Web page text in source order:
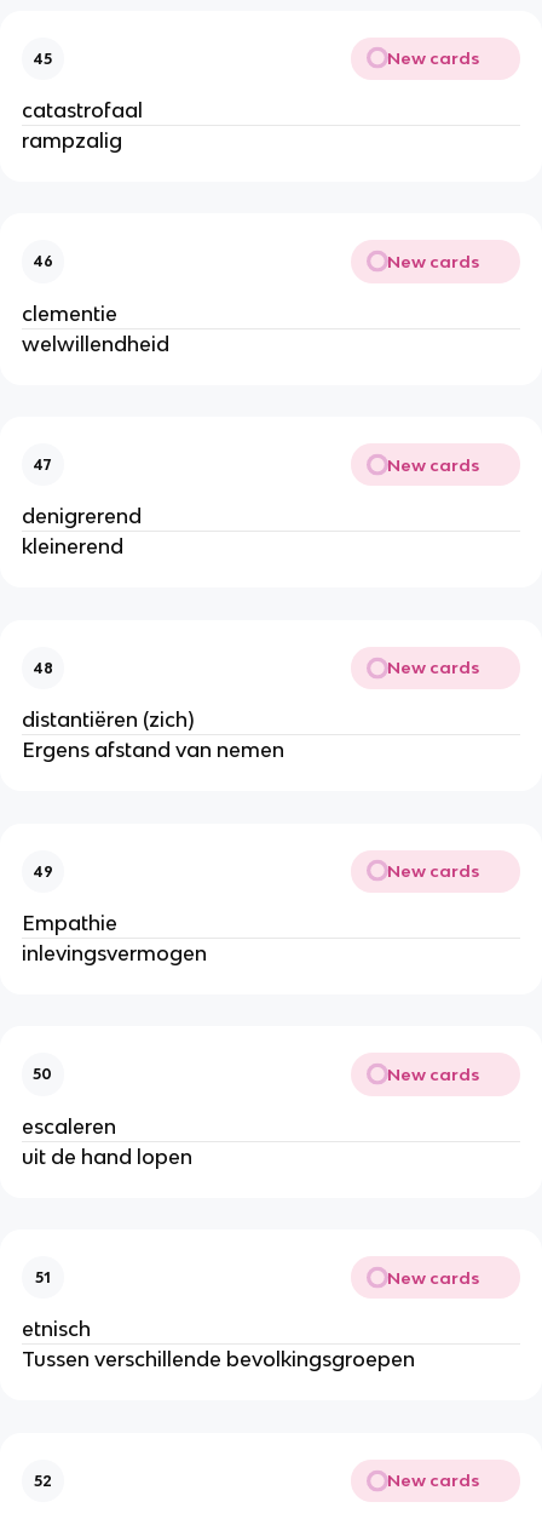
45 New cards
catastrofaal
rampzalig
46 New cards
clementie
welwillendheid
47 New cards
denigrerend
kleinerend
48 New cards
distantiëren (zich)
Ergens afstand van nemen
49 New cards
Empathie
inlevingsvermogen
50 New cards
escaleren
uit de hand lopen
51 New cards
etnisch
Tussen verschillende bevolkingsgroepen
52 New cards